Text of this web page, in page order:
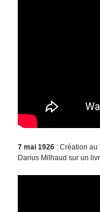
7 mai 1926 : Création
Darius Milhaud sur un